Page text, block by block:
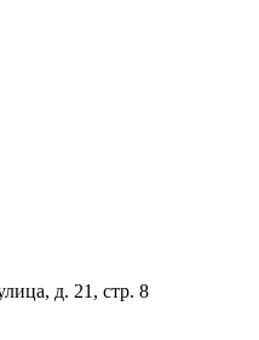
д. 21, стр. 8